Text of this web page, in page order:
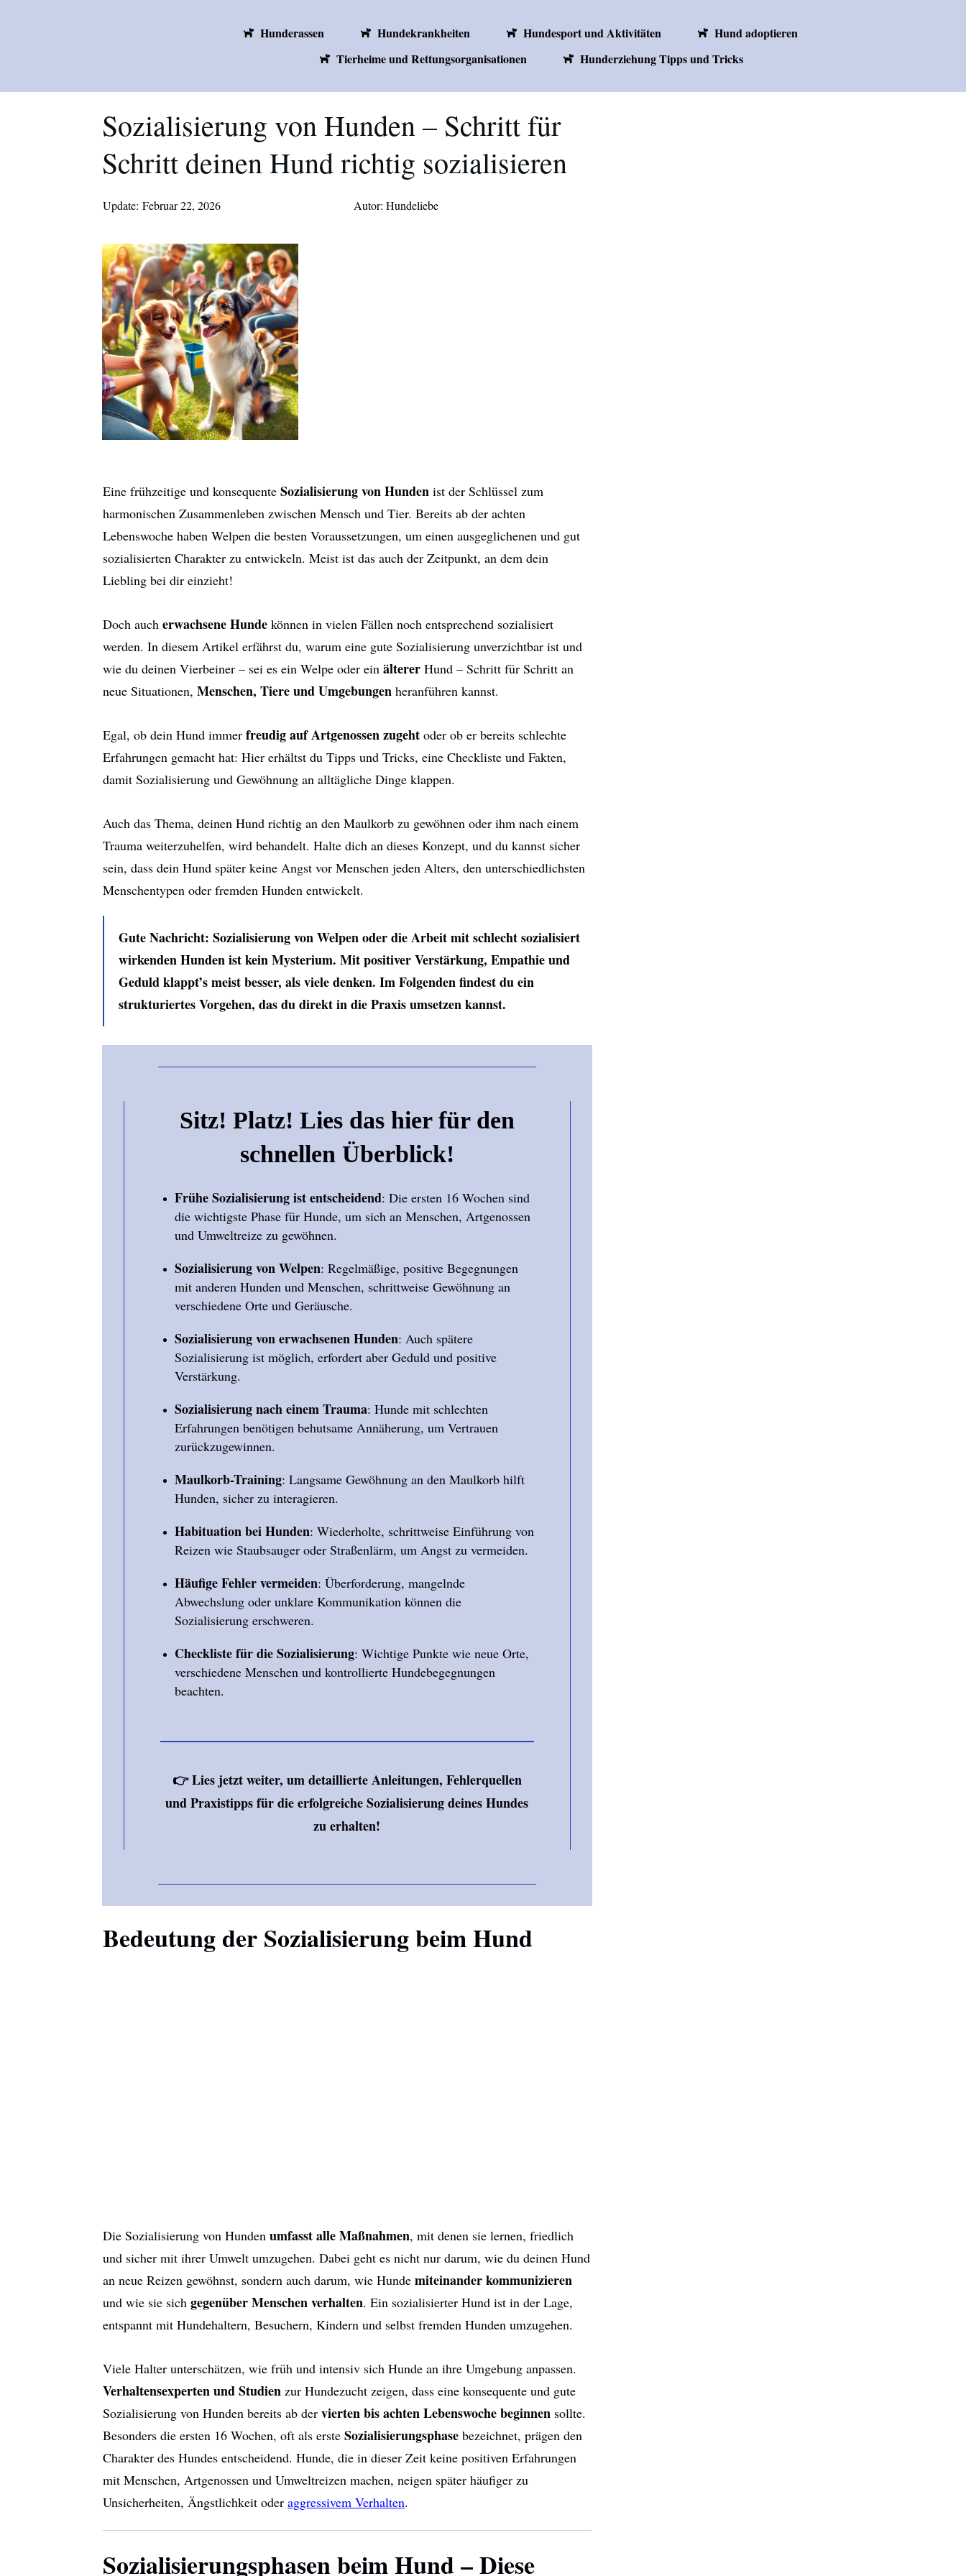
Hunderassen Hundekrankheiten Hundesport und Aktivitäten
Hund adoptieren
Tierheime und Rettungsorganisationen
Hunderziehung Tipps und Tricks
Sozialisierung von Hunden – Schritt für
Schritt deinen Hund richtig sozialisieren
Update: Februar 22, 2026 Autor: Hundeliebe
Eine frühzeitige und konsequente Sozialisierung von Hunden ist der Schlüssel zum
harmonischen Zusammenleben zwischen Mensch und Tier. Bereits ab der achten
Lebenswoche haben Welpen die besten Voraussetzungen, um einen ausgeglichenen und gut
sozialisierten Charakter zu entwickeln. Meist ist das auch der Zeitpunkt, an dem dein
Liebling bei dir einzieht!
Doch auch erwachsene Hunde können in vielen Fällen noch entsprechend sozialisiert
werden. In diesem Artikel erfährst du, warum eine gute Sozialisierung unverzichtbar ist und
wie du deinen Vierbeiner – sei es ein Welpe oder ein älterer Hund – Schritt für Schritt an
neue Situationen, Menschen, Tiere und Umgebungen heranführen kannst.
Egal, ob dein Hund immer freudig auf Artgenossen zugeht oder ob er bereits schlechte
Erfahrungen gemacht hat: Hier erhältst du Tipps und Tricks, eine Checkliste und Fakten,
damit Sozialisierung und Gewöhnung an alltägliche Dinge klappen.
Auch das Thema, deinen Hund richtig an den Maulkorb zu gewöhnen oder ihm nach einem
Trauma weiterzuhelfen, wird behandelt. Halte dich an dieses Konzept, und du kannst sicher
sein, dass dein Hund später keine Angst vor Menschen jeden Alters, den unterschiedlichsten
Menschentypen oder fremden Hunden entwickelt.
Gute Nachricht: Sozialisierung von Welpen oder die Arbeit mit schlecht sozialisiert
wirkenden Hunden ist kein Mysterium. Mit positiver Verstärkung, Empathie und
Geduld klappt’s meist besser, als viele denken. Im Folgenden findest du ein
strukturiertes Vorgehen, das du direkt in die Praxis umsetzen kannst.
Sitz! Platz! Lies das hier für den
schnellen Überblick!
Frühe Sozialisierung ist entscheidend: Die ersten 16 Wochen sind
die wichtigste Phase für Hunde, um sich an Menschen, Artgenossen
und Umweltreize zu gewöhnen.
Sozialisierung von Welpen: Regelmäßige, positive Begegnungen
mit anderen Hunden und Menschen, schrittweise Gewöhnung an
verschiedene Orte und Geräusche.
Sozialisierung von erwachsenen Hunden: Auch spätere
Sozialisierung ist möglich, erfordert aber Geduld und positive
Verstärkung.
Sozialisierung nach einem Trauma: Hunde mit schlechten
Erfahrungen benötigen behutsame Annäherung, um Vertrauen
zurückzugewinnen.
Maulkorb-Training: Langsame Gewöhnung an den Maulkorb hilft
Hunden, sicher zu interagieren.
Habituation bei Hunden: Wiederholte, schrittweise Einführung von
Reizen wie Staubsauger oder Straßenlärm, um Angst zu vermeiden.
Häufige Fehler vermeiden: Überforderung, mangelnde
Abwechslung oder unklare Kommunikation können die
Sozialisierung erschweren.
Checkliste für die Sozialisierung: Wichtige Punkte wie neue Orte,
verschiedene Menschen und kontrollierte Hundebegegnungen
beachten.
👉Lies jetzt weiter, um detaillierte Anleitungen, Fehlerquellen
und Praxistipps für die erfolgreiche Sozialisierung deines Hundes
zu erhalten!
Bedeutung der Sozialisierung beim Hund
Die Sozialisierung von Hunden umfasst alle Maßnahmen, mit denen sie lernen, friedlich
und sicher mit ihrer Umwelt umzugehen. Dabei geht es nicht nur darum, wie du deinen Hund
an neue Reizen gewöhnst, sondern auch darum, wie Hunde miteinander kommunizieren
und wie sie sich gegenüber Menschen verhalten. Ein sozialisierter Hund ist in der Lage,
entspannt mit Hundehaltern, Besuchern, Kindern und selbst fremden Hunden umzugehen.
Viele Halter unterschätzen, wie früh und intensiv sich Hunde an ihre Umgebung anpassen.
Verhaltensexperten und Studien zur Hundezucht zeigen, dass eine konsequente und gute
Sozialisierung von Hunden bereits ab der vierten bis achten Lebenswoche beginnen sollte.
Besonders die ersten 16 Wochen, oft als erste Sozialisierungsphase bezeichnet, prägen den
Charakter des Hundes entscheidend. Hunde, die in dieser Zeit keine positiven Erfahrungen
mit Menschen, Artgenossen und Umweltreizen machen, neigen später häufiger zu
Unsicherheiten, Ängstlichkeit oder aggressivem Verhalten.
Sozialisierungsphasen beim Hund – Diese